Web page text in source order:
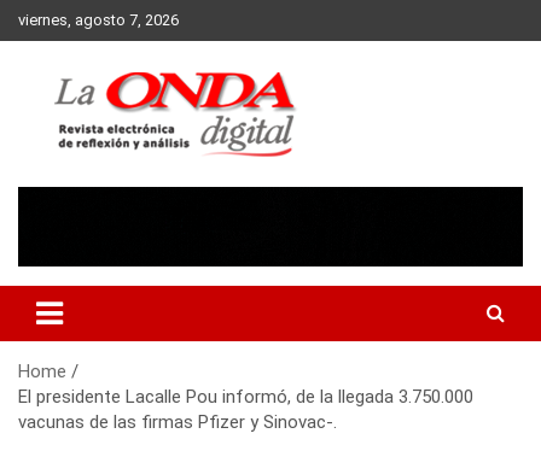
Skip
to
viernes, agosto 7, 2026
Home
El presidente Lacalle Pou informó, de la llegada 3.750.000
vacunas de las firmas Pfizer y Sinovac-.